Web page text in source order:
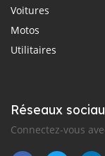
Voitures
Motos
Utilitaires
Réseaux
Connectez-vous